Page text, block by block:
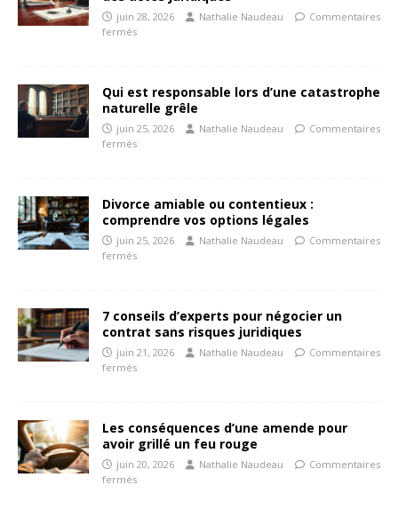
juin 28, 2026 Nathalie Naudeau
Commentaires
fermés
Qui est responsable lors d’une catastrophe
naturelle grêle
juin 25, 2026 Nathalie Naudeau
Commentaires
fermés
Divorce amiable ou contentieux :
comprendre vos options légales
juin 25, 2026 Nathalie Naudeau
Commentaires
fermés
7 conseils d’experts pour négocier un
contrat sans risques juridiques
juin 21, 2026 Nathalie Naudeau
Commentaires
fermés
Les conséquences d’une amende pour
avoir grillé un feu rouge
juin 20, 2026 Nathalie Naudeau
Commentaires
fermés